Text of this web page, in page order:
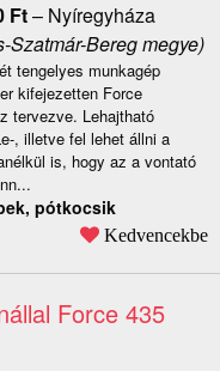
Ft– Nyíregyháza
Szatmár-Bereg megye)
tengelyes munkagép
kifejezetten Force
tervezve. Lehajtható
, illetve fel lehet állni a
is, hogy az a vontató
pótkocsik
Kedvencekbe
Force 435